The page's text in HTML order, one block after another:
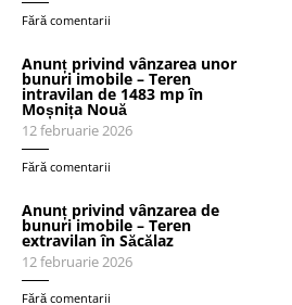
Fără comentarii
Anunț privind vânzarea unor
bunuri imobile – Teren
intravilan de 1483 mp în
Moșnița Nouă
12 februarie 2026
Fără comentarii
Anunț privind vânzarea de
bunuri imobile – Teren
extravilan în Săcălaz
12 februarie 2026
Fără comentarii